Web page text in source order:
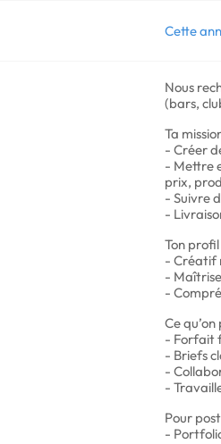
Cette
Nous
(bars,
Ta
- Créer
- Mettre
prix,
- Suivre
-
Ton profil
- Créatif
-
-
Ce
- Forfait
- Briefs
-
-
Pour
-